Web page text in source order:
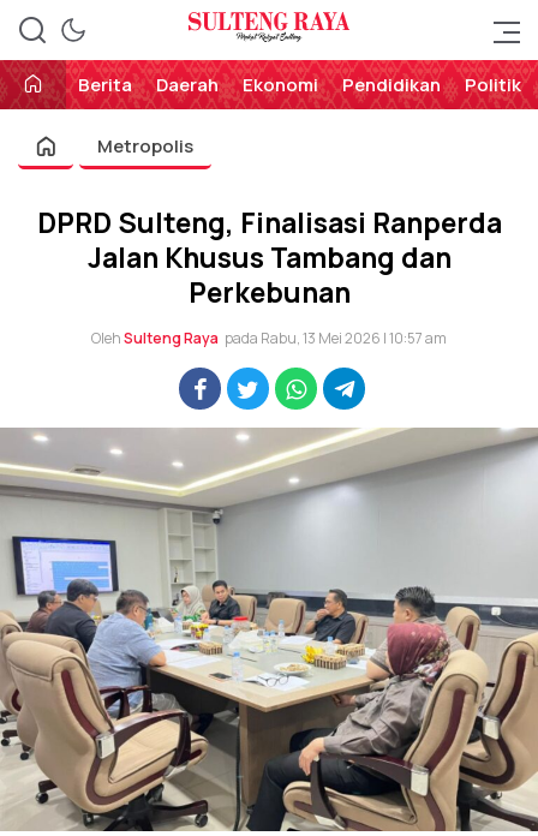
Sulteng Raya
Perekat Rakyat Sulteng
Berita
Daerah Ekonomi Pendidikan Politik
Metropolis
DPRD Sulteng, Finalisasi Ranperda
Jalan Khusus Tambang dan
Perkebunan
OlehSulteng Raya pada Rabu, 13 Mei 2026 | 10:57 am